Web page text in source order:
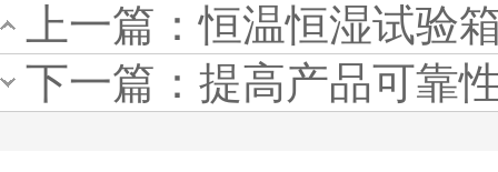
上一篇：恒温恒湿试验
下一篇： 提高产品可靠